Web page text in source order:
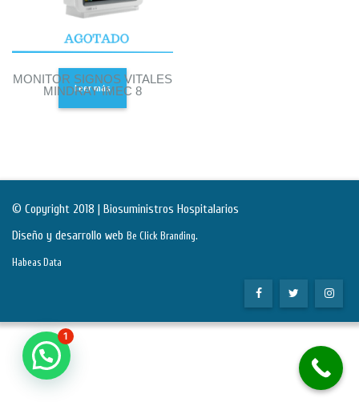
MONITOR SIGNOS VITALES
MINDRAY IMEC 8
Leer más
© Copyright 2018 | Biosuministros Hospitalarios
Diseño y desarrollo web Be Click Branding.
Habeas Data
1